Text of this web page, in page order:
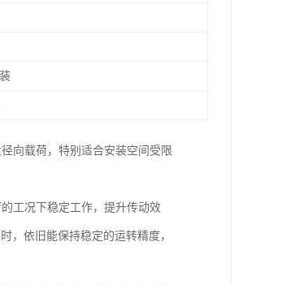
向载荷，特别适合安装空间受限
工况下稳定工作，提升传动效
，依旧能保持稳定的运转精度，